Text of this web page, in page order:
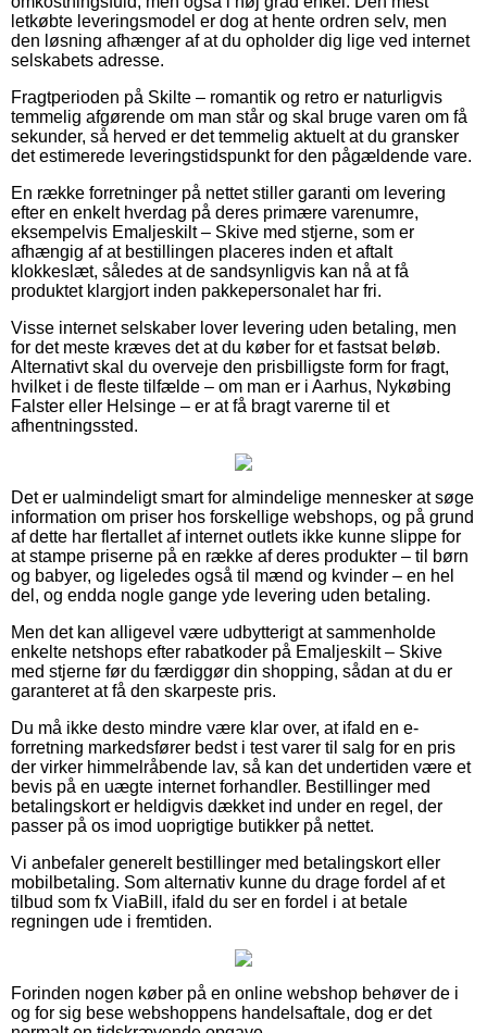
letkøbte leveringsmodel er dog at hente ordren selv, men
den løsning afhænger af at du opholder dig lige ved internet
selskabets adresse.
Fragtperioden på Skilte – romantik og retro er naturligvis
temmelig afgørende om man står og skal bruge varen om få
sekunder, så herved er det temmelig aktuelt at du gransker
det estimerede leveringstidspunkt for den pågældende vare.
En række forretninger på nettet stiller garanti om levering
efter en enkelt hverdag på deres primære varenumre,
eksempelvis Emaljeskilt – Skive med stjerne, som er
afhængig af at bestillingen placeres inden et aftalt
klokkeslæt, således at de sandsynligvis kan nå at få
produktet klargjort inden pakkepersonalet har fri.
Visse internet selskaber lover levering uden betaling, men
for det meste kræves det at du køber for et fastsat beløb.
Alternativt skal du overveje den prisbilligste form for fragt,
hvilket i de fleste tilfælde – om man er i Aarhus, Nykøbing
Falster eller Helsinge – er at få bragt varerne til et
afhentningssted.
Det er ualmindeligt smart for almindelige mennesker at søge
information om priser hos forskellige webshops, og på grund
af dette har flertallet af internet outlets ikke kunne slippe for
at stampe priserne på en række af deres produkter – til børn
og babyer, og ligeledes også til mænd og kvinder – en hel
del, og endda nogle gange yde levering uden betaling.
Men det kan alligevel være udbytterigt at sammenholde
enkelte netshops efter rabatkoder på Emaljeskilt – Skive
med stjerne før du færdiggør din shopping, sådan at du er
garanteret at få den skarpeste pris.
Du må ikke desto mindre være klar over, at ifald en e-
forretning markedsfører bedst i test varer til salg for en pris
der virker himmelråbende lav, så kan det undertiden være et
bevis på en uægte internet forhandler. Bestillinger med
betalingskort er heldigvis dækket ind under en regel, der
passer på os imod uoprigtige butikker på nettet.
Vi anbefaler generelt bestillinger med betalingskort eller
mobilbetaling. Som alternativ kunne du drage fordel af et
tilbud som fx ViaBill, ifald du ser en fordel i at betale
regningen ude i fremtiden.
Forinden nogen køber på en online webshop behøver de i
og for sig bese webshoppens handelsaftale, dog er det